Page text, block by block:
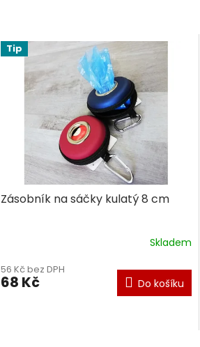
A
Tip
Zásobník na sáčky kulatý 8 cm
Skladem
56 Kč bez DPH
68 Kč Do košíku